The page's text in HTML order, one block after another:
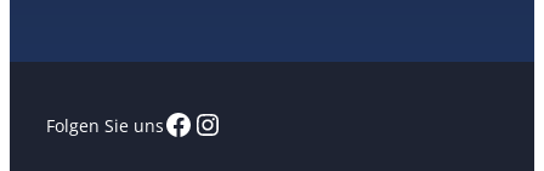
Folgen Sie unsFacebook
Instagram